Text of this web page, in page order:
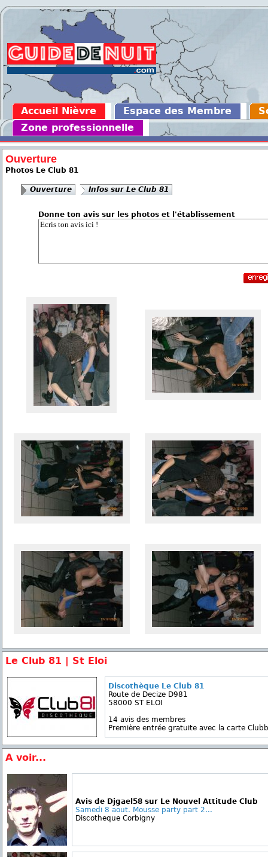
Accueil Nièvre Espace des Membre
Zone professionnelle
Ouverture
Photos Le Club 81
Ouverture Infos sur Le Club 81
Donne ton avis sur les photos et l'établissement
Le Club 81 | St Eloi
Discothèque Le Club 81
Route de Decize D981
58000 ST ELOI
14 avis des membres
Première entrée gratuite avec la carte
A voir...
Avis de Djgael58 sur Le Nouvel Attitude Club
Samedi 8 aout. Mousse party part 2...
Discotheque Corbigny